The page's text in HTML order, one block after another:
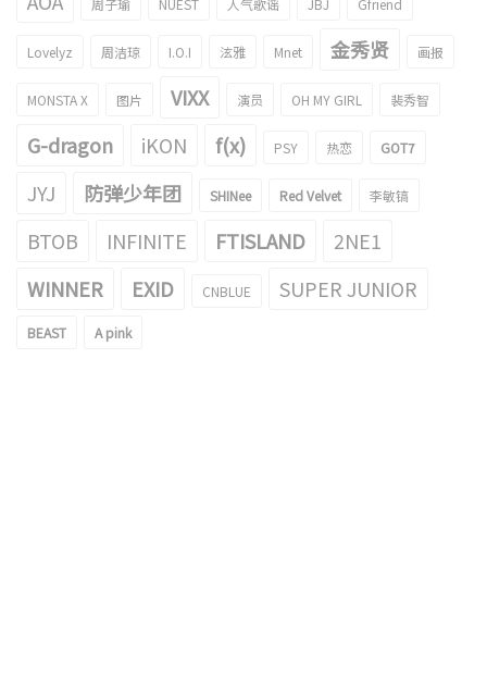
Lovelyz 周洁琼 I.O.I 泫雅 Mnet 金秀贤 画报
MONSTA X 图片 VIXX 演员 OH MY GIRL 裴秀智
G-dragon iKON f(x) PSY 热恋 GOT7
JYJ 防弹少年团 SHINee Red Velvet 李敏镐
BTOB INFINITE FTISLAND
2NE1
WINNER
EXID CNBLUE SUPER JUNIOR
BEAST A pink